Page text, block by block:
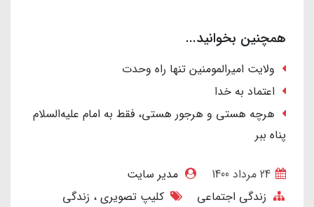
همچنین بخوانید...
ولایت امیرالمومنین تنها راه وحدت
اعتماد به خدا
هرچه هستی و هرجور هستی، فقط به امام علیه‌السلام
پناه ببر
مدیر سایت
زندگی اجتماعی
کلیپ تصویری زندگی